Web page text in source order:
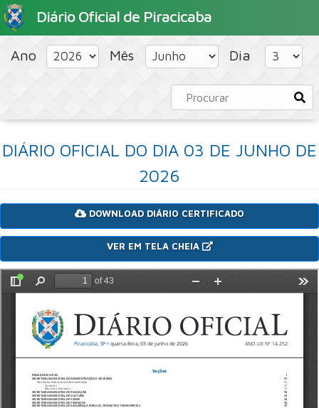
Diário Oficial de Piracicaba
HOME PORTAL CONCURSOS PÚBLICOS
Ano Mês Dia
DIÁRIO OFICIAL DO DIA 03 DE JUNHO DE
2026
DOWNLOAD DIÁRIO CERTIFICADO
VER EM TELA CHEIA